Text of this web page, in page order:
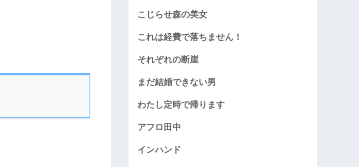
こじらせ森の美女
これは経費で落ちません！
それぞれの断崖
まだ結婚できない男
わたし定時で帰ります
アフロ田中
インハンド